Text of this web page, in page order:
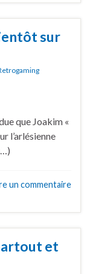
sur
que Joakim «
l’arlésienne
un commentaire
et